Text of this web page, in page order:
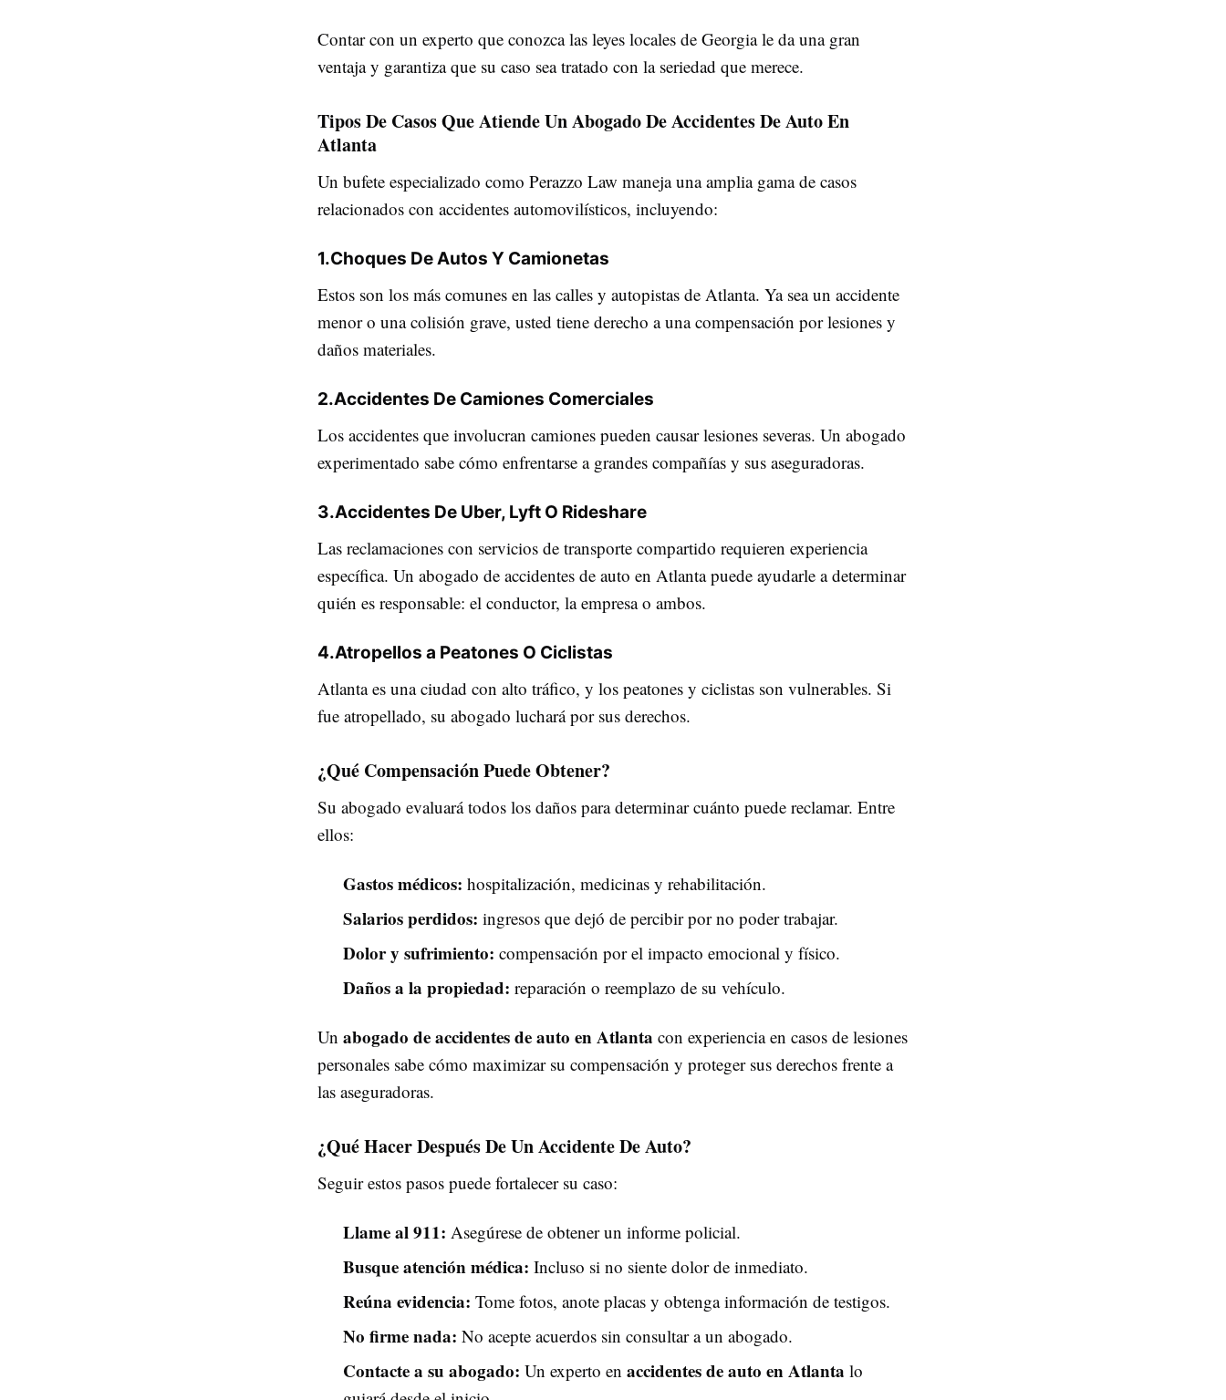
Contar con un experto que conozca las leyes locales de Georgia le da una gran
ventaja y garantiza que su caso sea tratado con la seriedad que merece.
Tipos De Casos Que Atiende Un Abogado De Accidentes De Auto En
Atlanta
Un bufete especializado como Perazzo Law maneja una amplia gama de casos
relacionados con accidentes automovilísticos, incluyendo:
1.Choques De Autos Y Camionetas
Estos son los más comunes en las calles y autopistas de Atlanta. Ya sea un accidente
menor o una colisión grave, usted tiene derecho a una compensación por lesiones y
daños materiales.
2.Accidentes De Camiones Comerciales
Los accidentes que involucran camiones pueden causar lesiones severas. Un abogado
experimentado sabe cómo enfrentarse a grandes compañías y sus aseguradoras.
3.Accidentes De Uber, Lyft O Rideshare
Las reclamaciones con servicios de transporte compartido requieren experiencia
específica. Un abogado de accidentes de auto en Atlanta puede ayudarle a determinar
quién es responsable: el conductor, la empresa o ambos.
4.Atropellos a Peatones O Ciclistas
Atlanta es una ciudad con alto tráfico, y los peatones y ciclistas son vulnerables. Si
fue atropellado, su abogado luchará por sus derechos.
¿Qué Compensación Puede Obtener?
Su abogado evaluará todos los daños para determinar cuánto puede reclamar. Entre
ellos:
Gastos médicos: hospitalización, medicinas y rehabilitación.
Salarios perdidos: ingresos que dejó de percibir por no poder trabajar.
Dolor y sufrimiento: compensación por el impacto emocional y físico.
Daños a la propiedad: reparación o reemplazo de su vehículo.
Un abogado de accidentes de auto en Atlanta con experiencia en casos de lesiones
personales sabe cómo maximizar su compensación y proteger sus derechos frente a
las aseguradoras.
¿Qué Hacer Después De Un Accidente De Auto?
Seguir estos pasos puede fortalecer su caso:
Llame al 911: Asegúrese de obtener un informe policial.
Busque atención médica: Incluso si no siente dolor de inmediato.
Reúna evidencia: Tome fotos, anote placas y obtenga información de testigos.
No firme nada: No acepte acuerdos sin consultar a un abogado.
Contacte a su abogado: Un experto en accidentes de auto en Atlanta lo